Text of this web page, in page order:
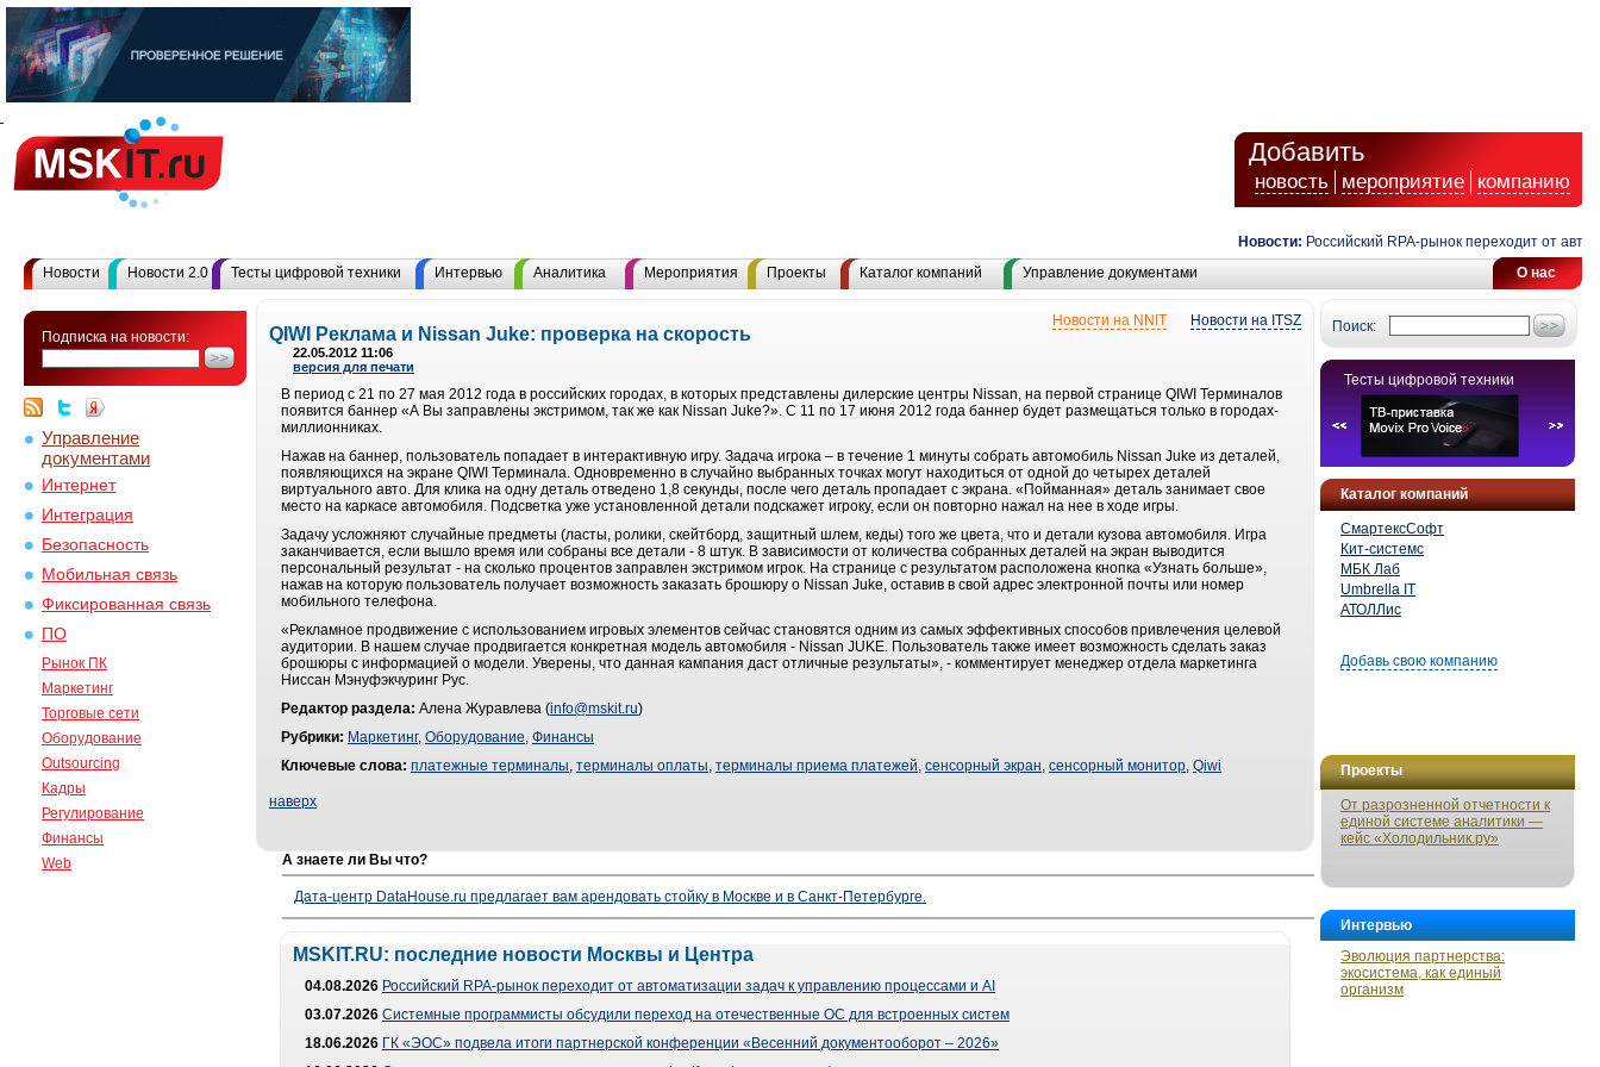
Добавить
новость мероприятие компанию
Новости: Российский RPA-рынок переходит от
О нас
Новости Новости 2.0 Тесты цифровой техники Интервью Аналитика Мероприятия Проекты Каталог компаний Управление документами
Подписка на новости:
Управление
документами
Интернет
Интеграция
Безопасность
Мобильная связь
Фиксированная связь
ПО
Рынок ПК
Маркетинг
Торговые сети
Оборудование
Outsourcing
Кадры
Регулирование
Финансы
Web
Поиск:
Тесты цифровой техники
Каталог компаний
СмартексСофт
Кит-системс
МБК Лаб
Umbrella IT
АТОЛЛис
Добавь свою компанию
Проекты
От разрозненной отчетности к
единой системе аналитики —
кейс «Холодильник.ру»
Интервью
Эволюция партнерства:
экосистема, как единый
организм
Новости на ITSZ
Новости на NNIT
QIWI Реклама и Nissan Juke: проверка на скорость
22.05.2012 11:06
версия для печати
В период с 21 по 27 мая 2012 года в российских городах, в которых представлены дилерские центры Nissan, на первой странице QIWI Терминалов
появится баннер «А Вы заправлены экстримом, так же как Nissan Juke?». С 11 по 17 июня 2012 года баннер будет размещаться только в городах-
миллионниках.
Нажав на баннер, пользователь попадает в интерактивную игру. Задача игрока – в течение 1 минуты собрать автомобиль Nissan Juke из деталей,
появляющихся на экране QIWI Терминала. Одновременно в случайно выбранных точках могут находиться от одной до четырех деталей
виртуального авто. Для клика на одну деталь отведено 1,8 секунды, после чего деталь пропадает с экрана. «Пойманная» деталь занимает свое
место на каркасе автомобиля. Подсветка уже установленной детали подскажет игроку, если он повторно нажал на нее в ходе игры.
Задачу усложняют случайные предметы (ласты, ролики, скейтборд, защитный шлем, кеды) того же цвета, что и детали кузова автомобиля. Игра
заканчивается, если вышло время или собраны все детали - 8 штук. В зависимости от количества собранных деталей на экран выводится
персональный результат - на сколько процентов заправлен экстримом игрок. На странице с результатом расположена кнопка «Узнать больше»,
нажав на которую пользователь получает возможность заказать брошюру о Nissan Juke, оставив в свой адрес электронной почты или номер
мобильного телефона.
«Рекламное продвижение с использованием игровых элементов сейчас становятся одним из самых эффективных способов привлечения целевой
аудитории. В нашем случае продвигается конкретная модель автомобиля - Nissan JUKE. Пользователь также имеет возможность сделать заказ
брошюры с информацией о модели. Уверены, что данная кампания даст отличные результаты», - комментирует менеджер отдела маркетинга
Ниссан Мэнуфэкчуринг Рус.
Редактор раздела: Алена Журавлева (info@mskit.ru)
Рубрики: Маркетинг, Оборудование, Финансы
Ключевые слова: платежные терминалы, терминалы оплаты, терминалы приема платежей, сенсорный экран, сенсорный монитор, Qiwi
наверх
А знаете ли Вы что?
Дата-центр DataHouse.ru предлагает вам арендовать стойку в Москве и в Санкт-Петербурге.
MSKIT.RU: последние новости Москвы и Центра
04.08.2026 Российский RPA-рынок переходит от автоматизации задач к управлению процессами и AI
03.07.2026 Системные программисты обсудили переход на отечественные ОС для встроенных систем
18.06.2026 ГК «ЭОС» подвела итоги партнерской конференции «Весенний документооборот – 2026»